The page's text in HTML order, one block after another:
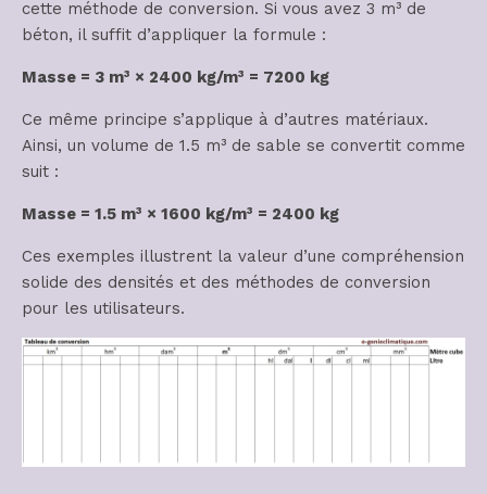
cette méthode de conversion. Si vous avez 3 m³ de
béton, il suffit d’appliquer la formule :
Masse = 3 m³ × 2400 kg/m³ = 7200 kg
Ce même principe s’applique à d’autres matériaux.
Ainsi, un volume de 1.5 m³ de sable se convertit comme
suit :
Masse = 1.5 m³ × 1600 kg/m³ = 2400 kg
Ces exemples illustrent la valeur d’une compréhension
solide des densités et des méthodes de conversion
pour les utilisateurs.